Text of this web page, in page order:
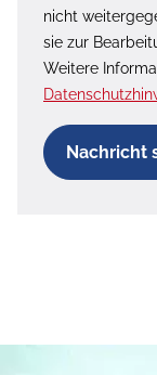
nicht
sie zur
Weitere
Nachricht